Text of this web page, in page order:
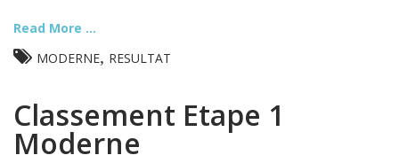
Read More ...
MODERNE, RESULTAT
Classement Etape 1
Moderne